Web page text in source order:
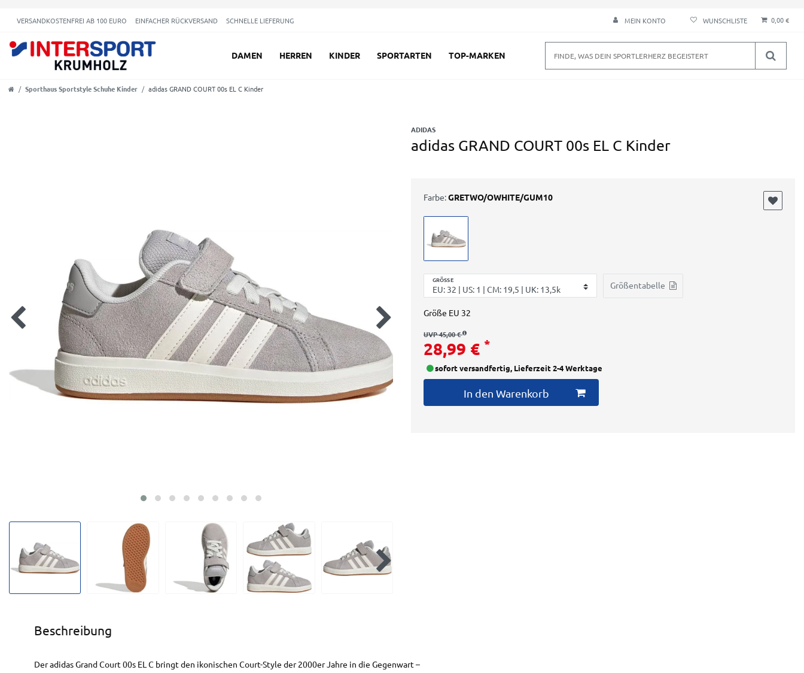
VERSANDKOSTENFREI AB 100 EURO EINFACHER RÜCKVERSAND SCHNELLE LIEFERUNG MEIN KONTO 0,00 €
DAMEN HERREN KINDER SPORTARTEN TOP-MARKEN
Sporthaus Sportstyle Schuhe Kinder adidas GRAND COURT 00s EL C Kinder
ADIDAS
adidas GRAND COURT 00s EL C Kinder
GRÖSSE
Größentabelle
Farbe:GRETWO/OWHITE/GUM10
Größe EU 32
UVP 45,00 €
28,99 € *
sofort versandfertig, Lieferzeit 2-4 Werktage
In den Warenkorb
Beschreibung
Der adidas Grand Court 00s EL C bringt den ikonischen Court-Style der 2000er Jahre in die Gegenwart –